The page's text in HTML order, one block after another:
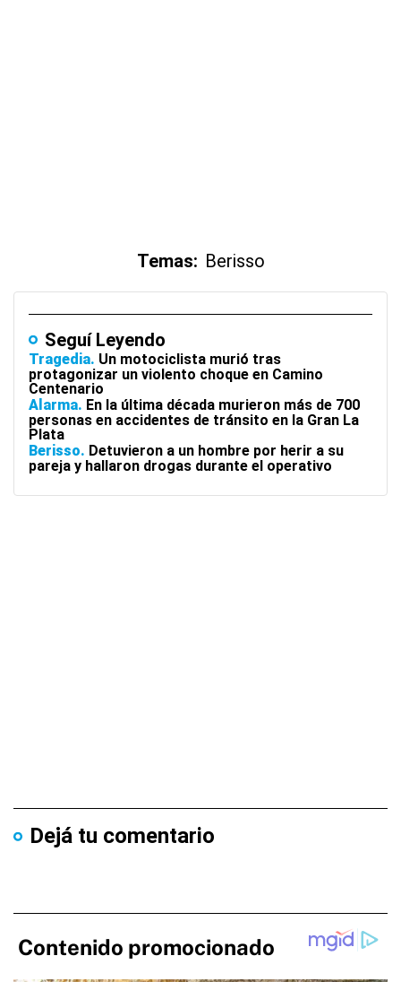
Temas: Berisso
Seguí Leyendo
Tragedia Un motociclista murió tras
protagonizar un violento choque en Camino
Centenario
Alarma En la última década murieron más de 700
personas en accidentes de tránsito en la Gran La
Plata
Berisso Detuvieron a un hombre por herir a su
pareja y hallaron drogas durante el operativo
Dejá tu comentario